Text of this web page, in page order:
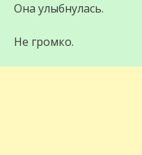
Она улыбнулась.
Не громко.